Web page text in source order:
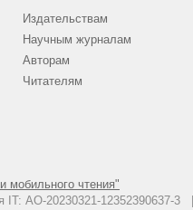
мобильного чтения"
IT: АО-20230321-
Издательствам
Научным журналам
Авторам
Читателям